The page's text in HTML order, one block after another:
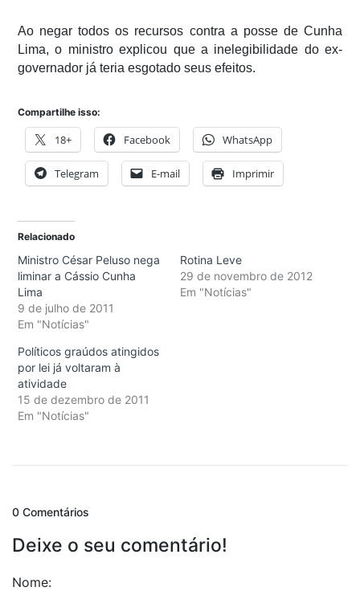
Ao negar todos os recursos contra a posse de Cunha
Lima, o ministro explicou que a inelegibilidade do ex-
governador já teria esgotado seus efeitos.
Compartilhe isso:
18+ Facebook WhatsApp
Telegram E-mail Imprimir
Relacionado
Ministro César Peluso nega
liminar a Cássio Cunha
Lima
9 de julho de 2011
Em "Notícias"
Rotina Leve
29 de novembro de 2012
Em "Notícias"
Políticos graúdos atingidos
por lei já voltaram à
atividade
15 de dezembro de 2011
Em "Notícias"
0 Comentários
Deixe o seu comentário!
Nome: